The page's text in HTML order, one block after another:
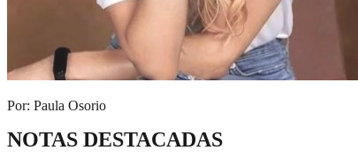
Por: Paula Osorio
NOTAS DESTACADAS